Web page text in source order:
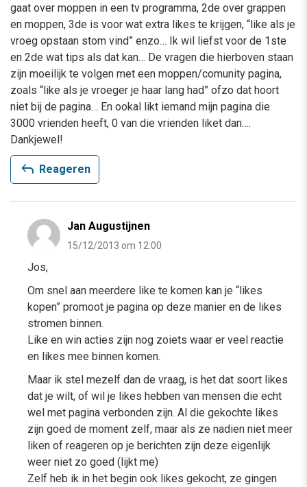
gaat over moppen in een tv programma, 2de over grappen
en moppen, 3de is voor wat extra likes te krijgen, “like als je
vroeg opstaan stom vind” enzo… Ik wil liefst voor de 1ste
en 2de wat tips als dat kan… De vragen die hierboven staan
zijn moeilijk te volgen met een moppen/comunity pagina,
zoals “like als je vroeger je haar lang had” ofzo dat hoort
niet bij de pagina… En ookal likt iemand mijn pagina die
3000 vrienden heeft, 0 van die vrienden liket dan….
Dankjewel!
reply Reageren
Jan Augustijnen
15/12/2013 om 12:00
Jos,
Om snel aan meerdere like te komen kan je “likes
kopen” promoot je pagina op deze manier en de likes
stromen binnen.
Like en win acties zijn nog zoiets waar er veel reactie
en likes mee binnen komen.
Maar ik stel mezelf dan de vraag, is het dat soort likes
dat je wilt, of wil je likes hebben van mensen die echt
wel met pagina verbonden zijn. Al die gekochte likes
zijn goed de moment zelf, maar als ze nadien niet meer
liken of reageren op je berichten zijn deze eigenlijk
weer niet zo goed (lijkt me)
Zelf heb ik in het begin ook likes gekocht, ze gingen